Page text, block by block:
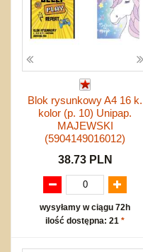
Blok rysunkowy A4 16 k.
kolor (p. 10) Unipap.
MAJEWSKI
(5904149016012)
38.73 PLN
wysyłamy w ciągu 72h
ilość dostępna: 21 *